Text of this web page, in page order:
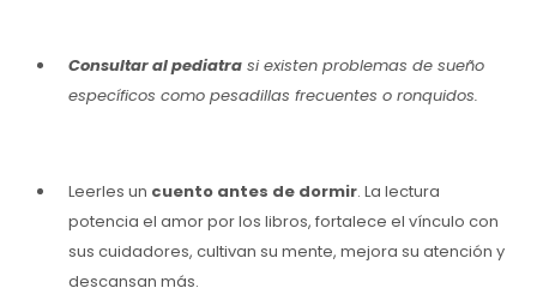
Consultar al pediatra si existen problemas de sueño
específicos como pesadillas frecuentes o ronquidos.
Leerles un cuento antes de dormir. La lectura
potencia el amor por los libros, fortalece el vínculo con
sus cuidadores, cultivan su mente, mejora su atención y
descansan más.